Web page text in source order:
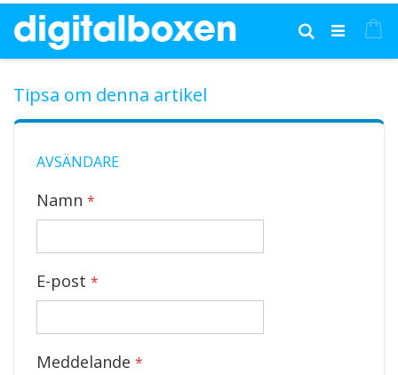
till
innehållet
Sök
Tipsa om denna artikel
AVSÄNDARE
Namn
E-post
Meddelande